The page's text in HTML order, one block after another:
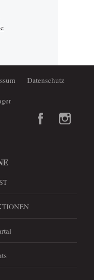
Datenschutz